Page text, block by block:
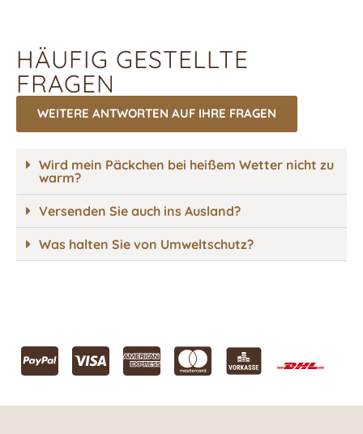
HÄUFIG GESTELLTE
FRAGEN
WEITERE ANTWORTEN AUF IHRE FRAGEN
Wird mein Päckchen bei heißem Wetter nicht zu
warm?
Versenden Sie auch ins Ausland?
Was halten Sie von Umweltschutz?